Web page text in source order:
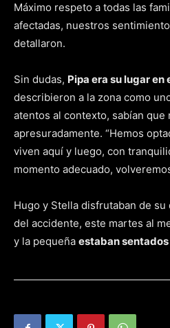
Máximo respeto a todas las
afectadas, nuestros
detallaron.
Sin dudas, Pipa era su lugar en
describieron a la zona como
atentos al contexto, sabían que
apresuradamente. “Hemos
viven aquí y luego, con
momento adecuado,
Hugo y Stella disfrutaban de
del accidente, este martes al
y la pequeña estaban